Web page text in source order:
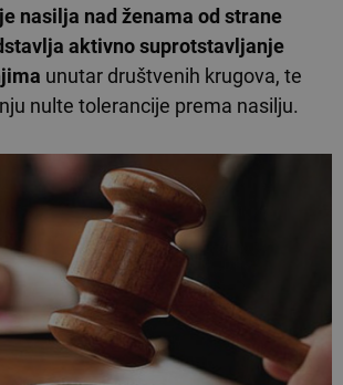
nasilja nad ženama od strane
aktivno suprotstavljanje
unutar društvenih krugova, te
nulte tolerancije prema nasilju.